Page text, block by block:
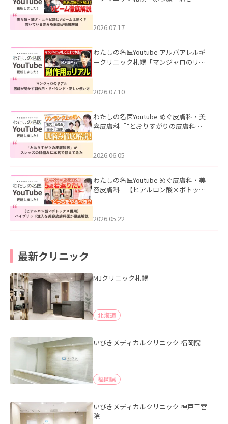
した。
2026.07.17
わたしの名医Youtube アルバアレルギ
ークリニック札幌「マンジャロのリア
た。
2026.07.10
わたしの名医Youtube めぐ皮膚科・美
容皮膚科「”とおりすがりの皮膚科
2026.06.05
わたしの名医Youtube めぐ皮膚科・美
容皮膚科「【ヒアルロン酸×ボトック
た。
2026.05.22
最新クリニック
MJクリニック札幌
北海道
いびきメディカルクリニック 福岡院
福岡県
いびきメディカルクリニック 神戸三宮
院